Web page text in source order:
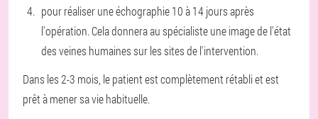
pour réaliser une échographie 10 à 14 jours après
l'opération. Cela donnera au spécialiste une image de l'état
des veines humaines sur les sites de l'intervention.
Dans les 2-3 mois, le patient est complètement rétabli et est
prêt à mener sa vie habituelle.